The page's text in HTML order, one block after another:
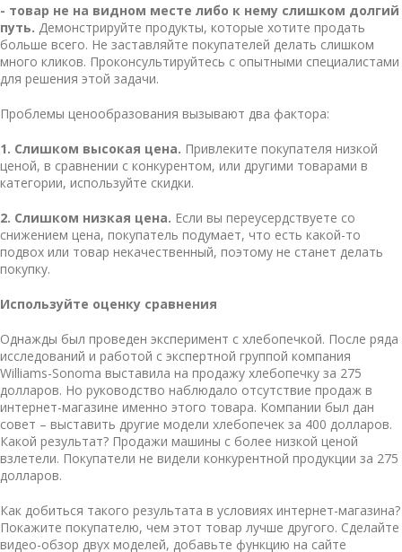
- товар не на видном месте либо к нему слишком долгий
путь. Демонстрируйте продукты, которые хотите продать
больше всего. Не заставляйте покупателей делать слишком
много кликов. Проконсультируйтесь с опытными специалистами
для решения этой задачи.
Проблемы ценообразования вызывают два фактора:
1. Слишком высокая цена. Привлеките покупателя низкой
ценой, в сравнении с конкурентом, или другими товарами в
категории, используйте скидки.
2. Слишком низкая цена. Если вы переусердствуете со
снижением цена, покупатель подумает, что есть какой-то
подвох или товар некачественный, поэтому не станет делать
покупку.
Используйте оценку сравнения
Однажды был проведен эксперимент с хлебопечкой. После ряда
исследований и работой с экспертной группой компания
Williams-Sonoma выставила на продажу хлебопечку за 275
долларов. Но руководство наблюдало отсутствие продаж в
интернет-магазине именно этого товара. Компании был дан
совет – выставить другие модели хлебопечек за 400 долларов.
Какой результат? Продажи машины с более низкой ценой
взлетели. Покупатели не видели конкурентной продукции за 275
долларов.
Как добиться такого результата в условиях интернет-магазина?
Покажите покупателю, чем этот товар лучше другого. Сделайте
видео-обзор двух моделей, добавьте функцию на сайте